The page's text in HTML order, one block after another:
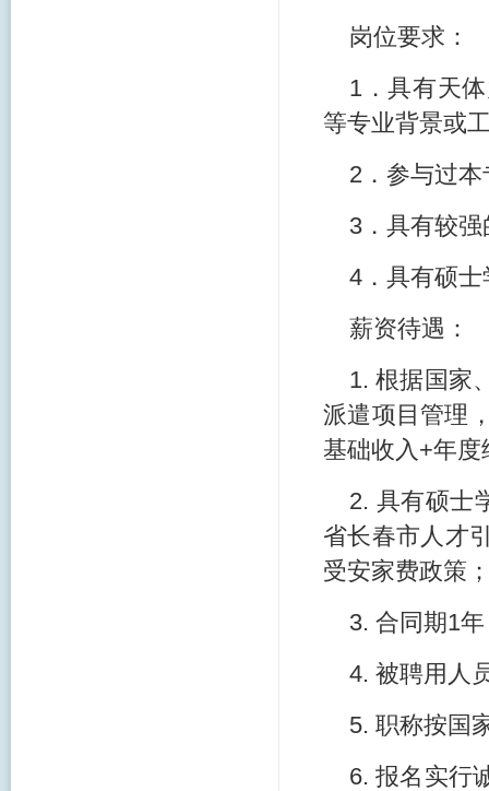
岗位要求：
1．具有天
等专业背景或
2．参与过
3．具有较
4．具有硕
薪资待遇：
1. 根据国家
派遣项目管理
基础收入+年
2. 具有硕士
省长春市人才
受安家费政策
3. 合同期1
4. 被聘用人
5. 职称按国
6. 报名实行